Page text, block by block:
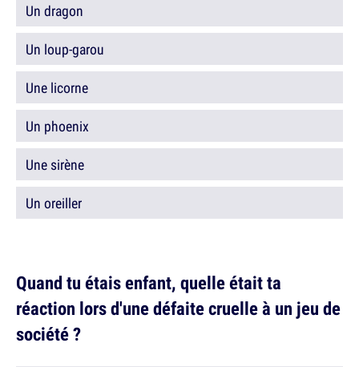
Un dragon
Un loup-garou
Une licorne
Un phoenix
Une sirène
Un oreiller
Quand tu étais enfant, quelle était ta
réaction lors d'une défaite cruelle à un jeu de
société ?